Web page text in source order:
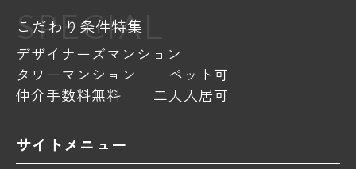
SPECIAL
こだわり条件特集
デザイナーズマンション
タワーマンション
ペット可
仲介手数料無料
二人入居可
サイトメニュー